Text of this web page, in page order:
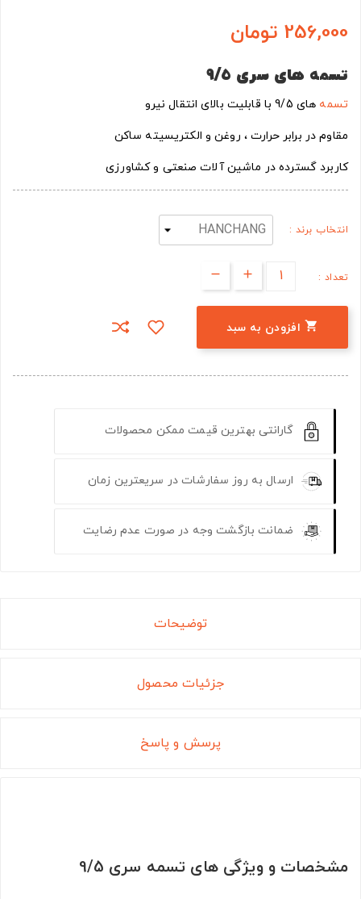
256,000 تومان
تسمه های سری
تسمه های 9/5 با قابلیت بالای انتقال نیرو
مقاوم در برابر حرارت ، روغن و الکتریسیته ساکن
کاربرد گسترده در ماشین آلات صنعتی و کشاورزی
انتخاب برند :
تعداد :
 افزودن به سبد
گارانتی بهترین قیمت ممکن محصولات
ارسال به روز سفارشات در سریعترین زمان
ضمانت بازگشت وجه در صورت عدم رضایت
توضیحات
جزئیات محصول
پرسش و پاسخ
مشخصات و ویژگی های تسمه سری 9/5